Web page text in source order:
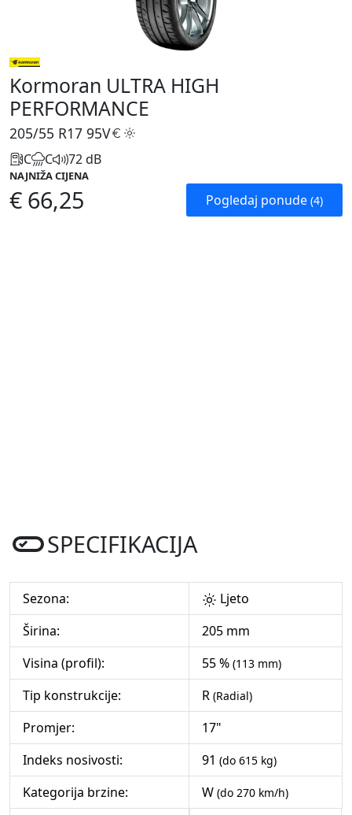
Kormoran ULTRA HIGH
PERFORMANCE
205/55 R17 95V
C C 72 dB
NAJNIŽA CIJENA
€ 66,25 Pogledaj ponude (4)
SPECIFIKACIJA
Sezona:
Ljeto
Širina:
205 mm
Visina (profil):
55 % (113 mm)
Tip konstrukcije: R (Radial)
Promjer:
17"
Indeks nosivosti:
91 (do 615 kg)
Kategorija brzine: W (do 270 km/h)